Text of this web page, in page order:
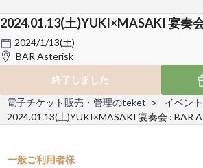
2024.01.13(土)YUKI×MASAKI 宴奏
2024/1/13(土)
BAR Asterisk
終了しました
電子チケット販売・管理のteket
イベン
2024.01.13(土)YUKI×MASAKI 宴奏会 : BAR
一般ご利用者様